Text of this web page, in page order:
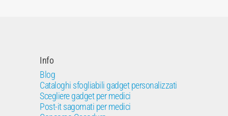
Info
Blog
Cataloghi sfogliabili gadget personalizzati
Scegliere gadget per medici
Post-it sagomati per medici